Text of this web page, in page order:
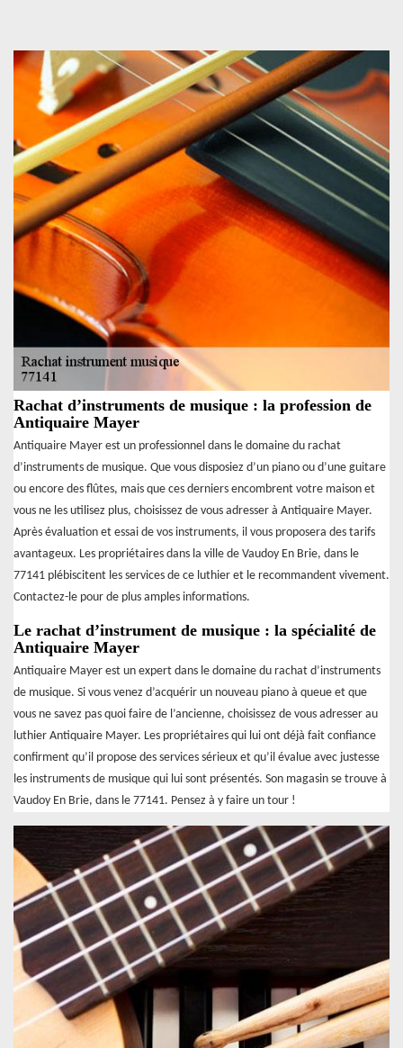
Rachat d’instruments de musique : la profession de
Antiquaire Mayer
Antiquaire Mayer est un professionnel dans le domaine du rachat
d’instruments de musique. Que vous disposiez d’un piano ou d’une guitare
ou encore des flûtes, mais que ces derniers encombrent votre maison et
vous ne les utilisez plus, choisissez de vous adresser à Antiquaire Mayer.
Après évaluation et essai de vos instruments, il vous proposera des tarifs
avantageux. Les propriétaires dans la ville de Vaudoy En Brie, dans le
77141 plébiscitent les services de ce luthier et le recommandent vivement.
Contactez-le pour de plus amples informations.
Le rachat d’instrument de musique : la spécialité de
Antiquaire Mayer
Antiquaire Mayer est un expert dans le domaine du rachat d’instruments
de musique. Si vous venez d’acquérir un nouveau piano à queue et que
vous ne savez pas quoi faire de l’ancienne, choisissez de vous adresser au
luthier Antiquaire Mayer. Les propriétaires qui lui ont déjà fait confiance
confirment qu’il propose des services sérieux et qu’il évalue avec justesse
les instruments de musique qui lui sont présentés. Son magasin se trouve à
Vaudoy En Brie, dans le 77141. Pensez à y faire un tour !